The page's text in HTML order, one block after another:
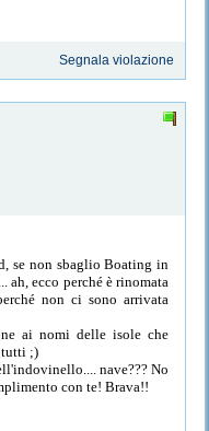
Segnala violazione
se non sbaglio Boating in
ah, ecco perché è rinomata
non ci sono arrivata
ai nomi delle isole che
tutti ;)
nave??? No
con te! Brava!!